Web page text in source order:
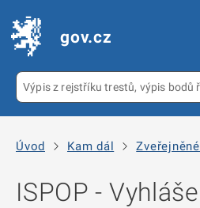
gov.cz
Úvod Kam dál
ISPOP -